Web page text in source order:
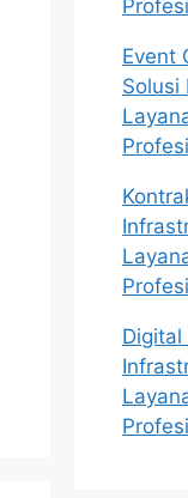
Event
Solusi